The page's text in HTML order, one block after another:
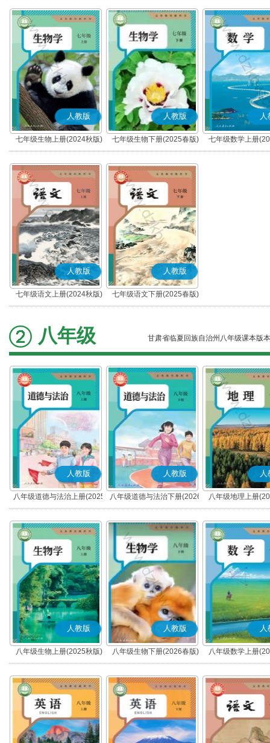
人教版
七年级生物上册(2024秋版)
人教版
七年级生物下册(2025春版)
人
七年级数学上册
人教版
七年级语文上册(2024秋版)
(部编版)
人教版
七年级语文下册(2025春版)
(部编版)
八年级 甘肃省临夏回族自治州八年级课本版本
人教版
八年级道德与法治上册(2025
秋版)(部编版)
人教版
八年级道德与法治下册(2026
春版)(部编版)
人
八年级地理上册
人教版
八年级生物上册(2025秋版)
人教版
八年级生物下册(2026春版)
人
八年级数学上册